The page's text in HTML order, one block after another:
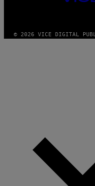
MEDIA
© 2026 VICE DIGITAL